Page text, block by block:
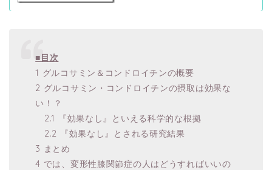
■目次
1 グルコサミン＆コンドロイチンの概要
2 グルコサミン・コンドロイチンの摂取は効果な
い！？
2.1 『効果なし』といえる科学的な根拠
2.2 『効果なし』とされる研究結果
3 まとめ
4 では、変形性膝関節症の人はどうすればいいの